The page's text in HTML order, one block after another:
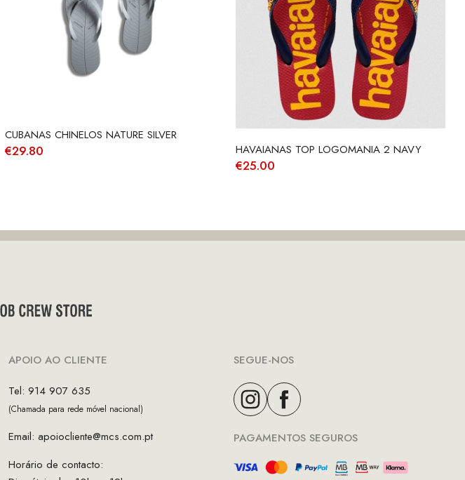
CUBANAS CHINELOS NATURE SILVER
€29.80 HAVAIANAS TOP LOGOMANIA 2 NAVY
€25.00
APOIO AO CLIENTE
Tel: 914 907 635
(Chamada para rede móvel nacional)
Email: apoiocliente@mcs.com.pt
Horário de contacto:
SEGUE-NOS
PAGAMENTOS SEGUROS